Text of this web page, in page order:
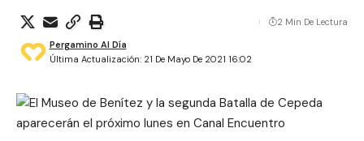
Última Actualización: 21 De Mayo De 2021 16:02
Pergamino Al Día
2 Min De Lectura